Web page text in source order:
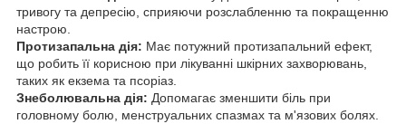
тривогу та депресію, сприяючи розслабленню та покращенню
настрою.
Протизапальна дія: Має потужний протизапальний ефект,
що робить її корисною при лікуванні шкірних захворювань,
таких як екзема та псоріаз.
Знеболювальна дія: Допомагає зменшити біль при
головному болю, менструальних спазмах та м'язових болях.